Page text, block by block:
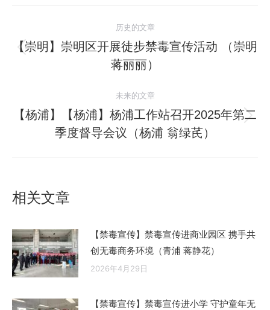
章
历史的文章
历
史
章：
【崇明】崇明区开展徒步禁毒宣传活动 （崇明
蒋丽丽）
未来的文章
未
来
的
【杨浦】【杨浦】杨浦工作站召开2025年第二
季度督导会议（杨浦 翁绿芪）
相关文章
【禁毒宣传】禁毒宣传进商业园区 携手共
创无毒商务环境（青浦 蒋静花）
2026年4月29日
【禁毒宣传】禁毒宣传进小学 守护童年无